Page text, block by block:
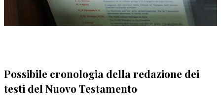
Possibile cronologia della redazione dei
testi del Nuovo Testamento